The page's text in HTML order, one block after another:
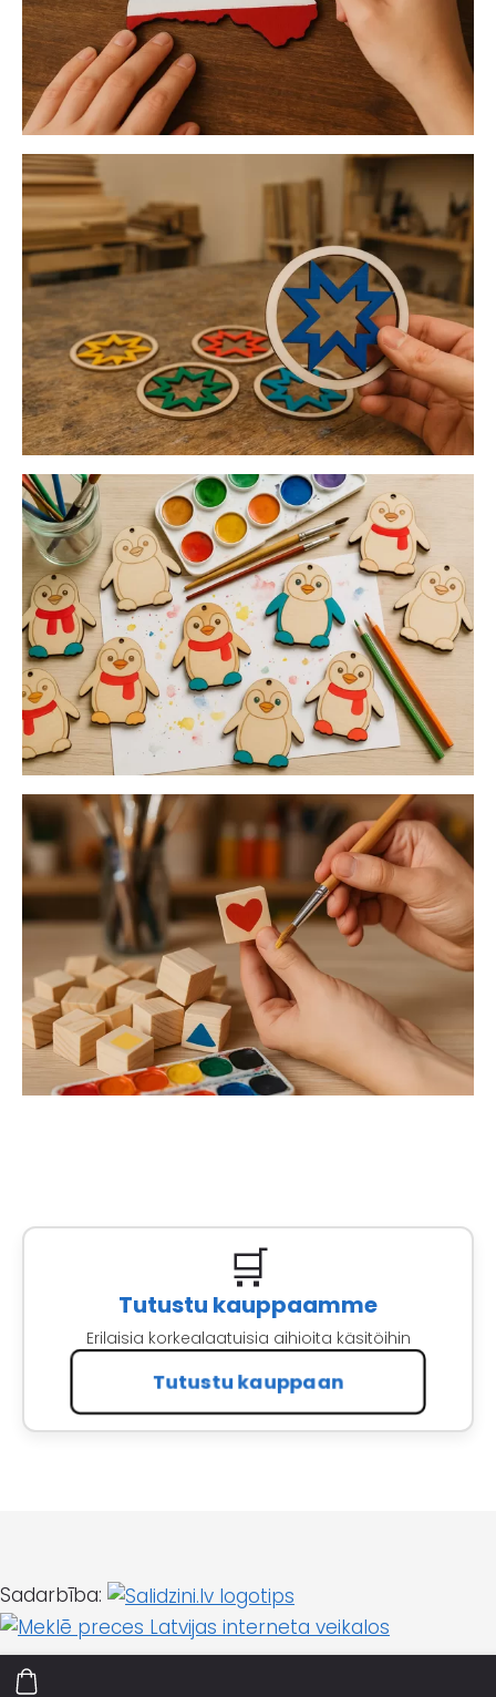
🛒
Tutustu kauppaamme
Erilaisia korkealaatuisia aihioita käsitöihin
Tutustu kauppaan
Sadarbība: